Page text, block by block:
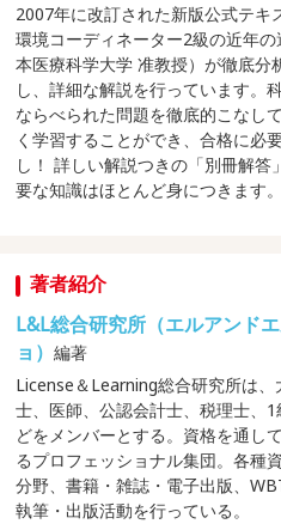
2007年に改訂された新版公式テキ
環境コーディネーター2級の近年
本医療科学大学 准教授）が徹底分
し、詳細な解説を行っています。
ならべられた問題を徹底的こなし
く学習することができ、合格に必
し！ 詳しい解説つきの「別冊解
要な知識はほとんど身につきます。
著者紹介
L&L総合研究所（エルアンド
ョ）編著
License＆Learning総合研究所は
士、医師、公認会計士、税理士、
どをメンバーとする。資格を通し
るプロフェッショナル集団。各種
分野、書籍・雑誌・電子出版、
執筆・出版活動を行っている。